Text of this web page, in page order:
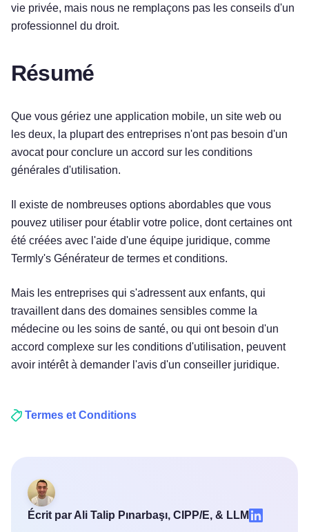
vie privée, mais nous ne remplaçons pas les conseils d'un
professionnel du droit.
Résumé
Que vous gériez une application mobile, un site web ou
les deux, la plupart des entreprises n'ont pas besoin d'un
avocat pour conclure un accord sur les conditions
générales d'utilisation.
Il existe de nombreuses options abordables que vous
pouvez utiliser pour établir votre police, dont certaines ont
été créées avec l'aide d'une équipe juridique, comme
Termly's Générateur de termes et conditions.
Mais les entreprises qui s'adressent aux enfants, qui
travaillent dans des domaines sensibles comme la
médecine ou les soins de santé, ou qui ont besoin d'un
accord complexe sur les conditions d'utilisation, peuvent
avoir intérêt à demander l'avis d'un conseiller juridique.
Termes et Conditions
Écrit par Ali Talip Pınarbaşı, CIPP/E, & LLM